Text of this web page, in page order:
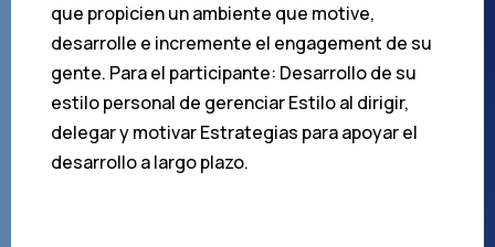
que propicien un ambiente que motive,
desarrolle e incremente el engagement de su
gente. Para el participante: Desarrollo de su
estilo personal de gerenciar Estilo al dirigir,
delegar y motivar Estrategias para apoyar el
desarrollo a largo plazo.